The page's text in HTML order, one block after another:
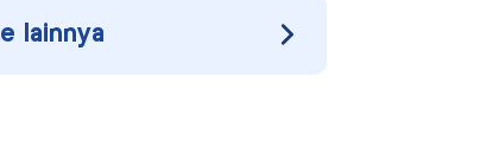
lainnya